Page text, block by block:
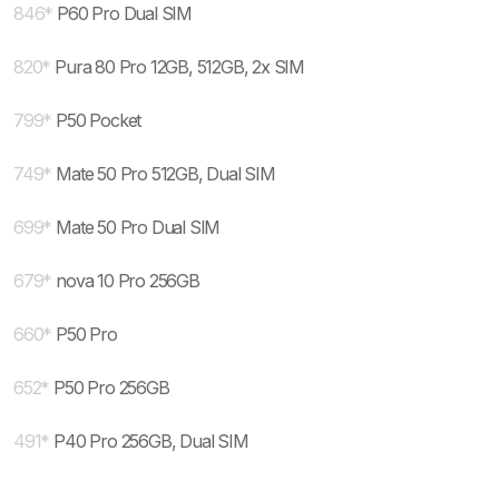
846* P60 Pro Dual SIM
820* Pura 80 Pro 12GB, 512GB, 2x SIM
799* P50 Pocket
749* Mate 50 Pro 512GB, Dual SIM
699* Mate 50 Pro Dual SIM
679* nova 10 Pro 256GB
660* P50 Pro
652* P50 Pro 256GB
491* P40 Pro 256GB, Dual SIM